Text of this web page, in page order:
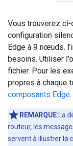
Vous trouverez
configuration
Edge à 9 nœuds.
besoins. Utiliser
fichier. Pour les
propres à chaque
composants Edge.
REMARQUE:La
routeur, les
servent à illustrer la